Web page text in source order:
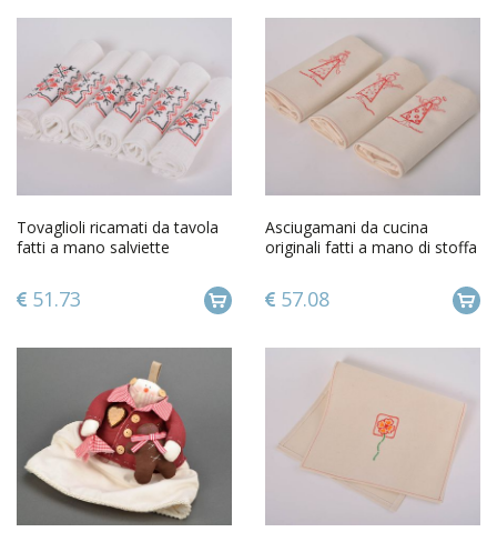
Tovaglioli ricamati da tavola
fatti a mano salviette
51.73
Asciugamani da cucina
originali fatti a mano di stoffa
57.08